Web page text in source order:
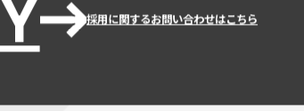
採用に関するお問い合わせはこちら